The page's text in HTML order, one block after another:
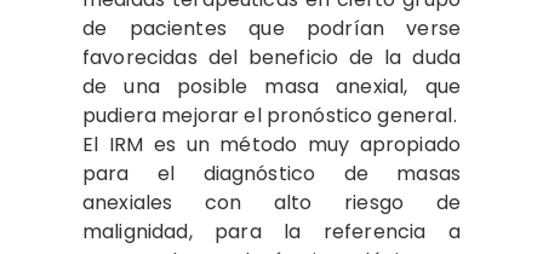
de pacientes que podrían verse
favorecidas del beneficio de la duda
de una posible masa anexial, que
pudiera mejorar el pronóstico general.
El IRM es un método muy apropiado
para el diagnóstico de masas
anexiales con alto riesgo de
malignidad, para la referencia a